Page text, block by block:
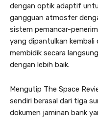
dengan optik adaptif
gangguan atmosfer
sistem pemancar-
yang dipantulkan
membidik secara
dengan lebih baik.
Mengutip The Space
sendiri berasal dari tiga
dokumen jaminan bank